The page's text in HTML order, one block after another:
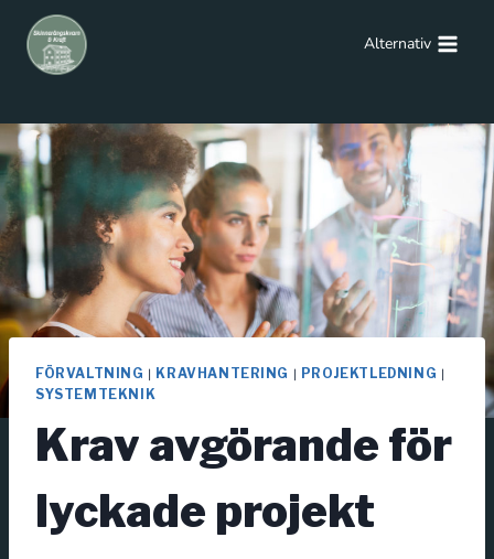
Alternativ
FÖRVALTNING | KRAVHANTERING | PROJEKTLEDNING |
SYSTEMTEKNIK
Krav avgörande för
lyckade projekt